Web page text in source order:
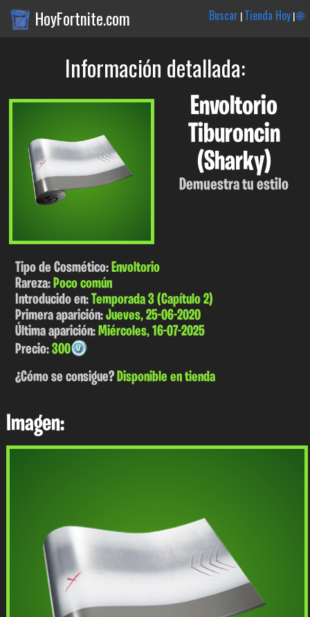
HoyFortnite.com Buscar |Tienda Hoy|🌐
Información detallada:
Envoltorio
Tiburoncin
(Sharky)
Demuestra tu estilo
Tipo de Cosmético:Envoltorio
Rareza:Poco común
Introducido en:Temporada 3 (Capítulo 2)
Primera aparición:Jueves, 25-06-2020
Última aparición:Miércoles, 16-07-2025
Precio:300
¿Cómo se consigue?Disponible en tienda
Imagen: